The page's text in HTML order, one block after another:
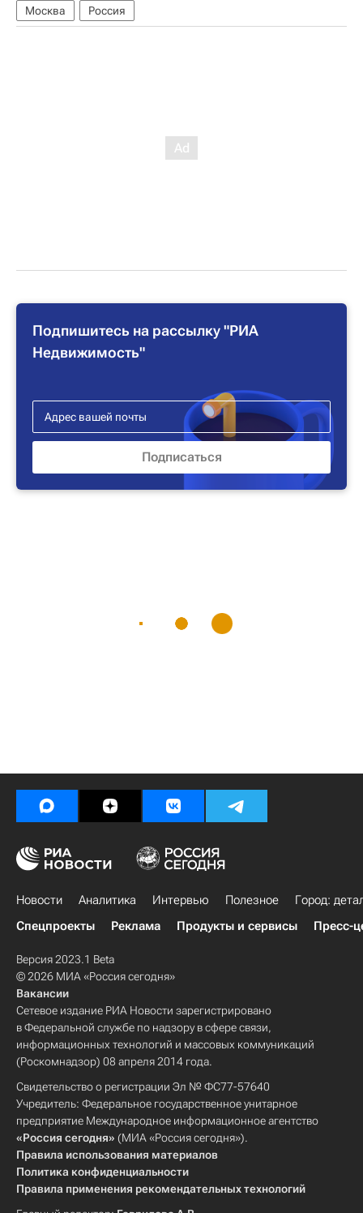
Москва Россия
Подпишитесь на рассылку "РИА
Недвижимость"
Новости Аналитика Интервью Полезное
Город:
Спецпроекты
Реклама Продукты и сервисы Пресс-
Версия 2023.1 Beta
© 2026 МИА «Россия сегодня»
Вакансии
Сетевое издание РИА Новости зарегистрировано
в Федеральной службе по надзору в сфере связи,
информационных технологий и массовых коммуникаций
(Роскомнадзор) 08 апреля 2014 года.
Свидетельство о регистрации Эл № ФС77-57640
Учредитель: Федеральное государственное унитарное
предприятие Международное информационное агентство
«Россия сегодня» (МИА «Россия сегодня»).
Правила использования материалов
Политика конфиденциальности
Правила применения рекомендательных технологий